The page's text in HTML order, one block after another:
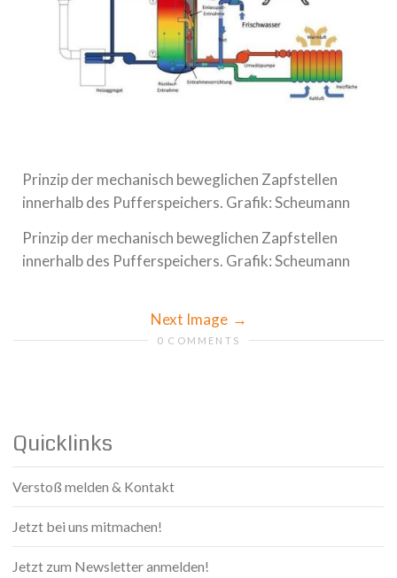
Prinzip der mechanisch beweglichen Zapfstellen
innerhalb des Pufferspeichers. Grafik: Scheumann
Prinzip der mechanisch beweglichen Zapfstellen
innerhalb des Pufferspeichers. Grafik: Scheumann
Next Image
0 COMMENTS
Quicklinks
Verstoß melden & Kontakt
Jetzt bei uns mitmachen!
Jetzt zum Newsletter anmelden!